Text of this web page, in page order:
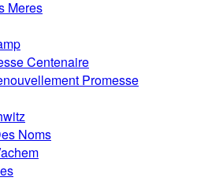
Meres
Centenaire
Promesse
Noms